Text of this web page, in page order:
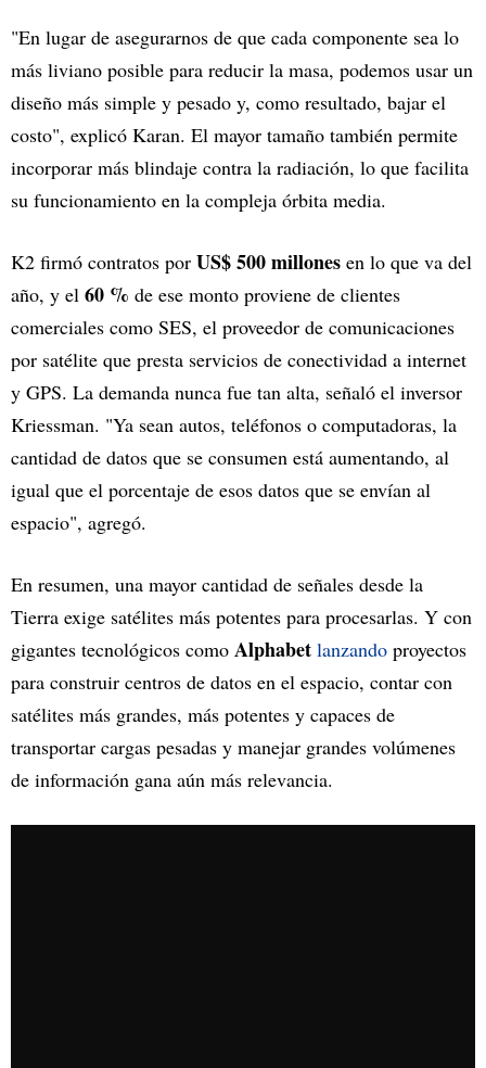
"En lugar de asegurarnos de que cada componente sea lo
más liviano posible para reducir la masa, podemos usar un
diseño más simple y pesado y, como resultado, bajar el
costo", explicó Karan. El mayor tamaño también permite
incorporar más blindaje contra la radiación, lo que facilita
su funcionamiento en la compleja órbita media.
K2 firmó contratos por US$ 500 millones en lo que va del
año, y el 60 % de ese monto proviene de clientes
comerciales como SES, el proveedor de comunicaciones
por satélite que presta servicios de conectividad a internet
y GPS. La demanda nunca fue tan alta, señaló el inversor
Kriessman. "Ya sean autos, teléfonos o computadoras, la
cantidad de datos que se consumen está aumentando, al
igual que el porcentaje de esos datos que se envían al
espacio", agregó.
En resumen, una mayor cantidad de señales desde la
Tierra exige satélites más potentes para procesarlas. Y con
gigantes tecnológicos como Alphabet lanzando proyectos
para construir centros de datos en el espacio, contar con
satélites más grandes, más potentes y capaces de
transportar cargas pesadas y manejar grandes volúmenes
de información gana aún más relevancia.